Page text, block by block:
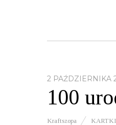
2 PAŹDZIERNIKA
100
Kraftszopa KARTKI